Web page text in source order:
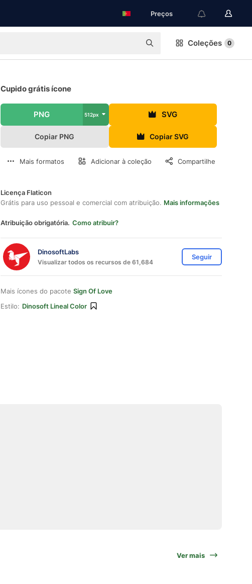
Preços
Coleções 0
Cupido grátis ícone
PNG 512px SVG
Copiar PNG Copiar SVG
Mais formatos Adicionar à coleção Compartilhe
Licença Flaticon
Grátis para uso pessoal e comercial com atribuição. Mais informações
Atribuição obrigatória. Como atribuir?
DinosoftLabs
Visualizar todos os recursos de 61,684
Seguir
Mais ícones do pacote Sign Of Love
Estilo: Dinosoft Lineal Color
Ver mais